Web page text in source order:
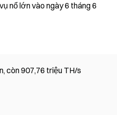
nổ lớn vào ngày 6 tháng 6
còn 907,76 triệu TH/s